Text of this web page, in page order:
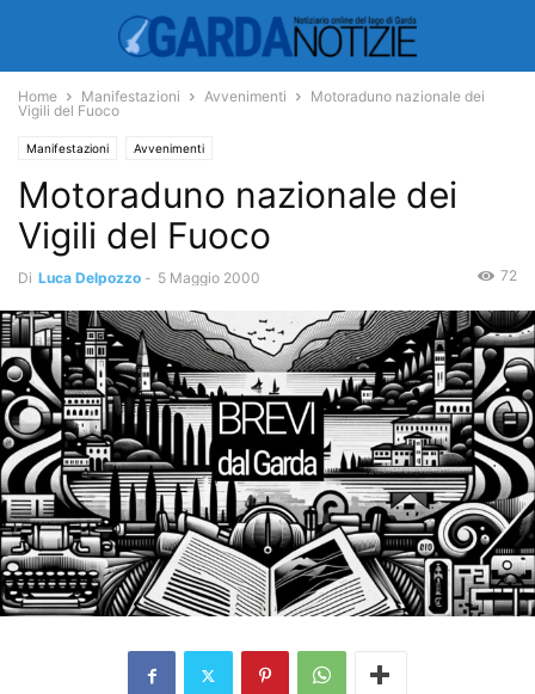
Home Manifestazioni Avvenimenti
Motoraduno nazionale dei
Vigili del Fuoco
Manifestazioni Avvenimenti
Motoraduno nazionale dei
Vigili del Fuoco
Di Luca Delpozzo - 5 Maggio 2000 72